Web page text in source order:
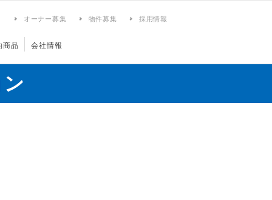
オーナー募集 物件募集 採用情報
商品 会社情報